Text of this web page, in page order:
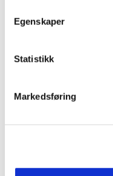
Egenskaper
Statistikk
Markedsføring